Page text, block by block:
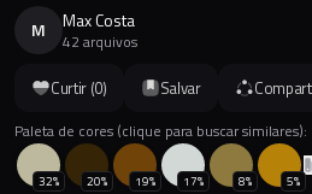
Curtir (0) Salvar
Paleta de cores (clique para buscar similares):
32% 20% 19% 17% 8% 5%
M Max Costa
42 arquivos